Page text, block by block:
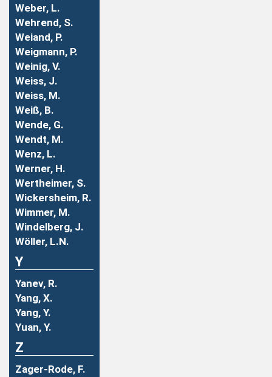
Weber, L.
Wehrend, S.
Weiand, P.
Weigmann, P.
Weinig, V.
Weiss, J.
Weiss, M.
Weiß, B.
Wende, G.
Wendt, M.
Wenz, L.
Werner, H.
Wertheimer, S.
Wickersheim, R.
Wimmer, M.
Windelberg, J.
Wöller, L.N.
Y
Yanev, R.
Yang, X.
Yang, Y.
Yuan, Y.
Z
Zager-Rode, F.